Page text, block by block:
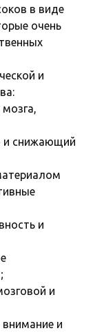
в виде
очень
и
и снижающий
и
и
и